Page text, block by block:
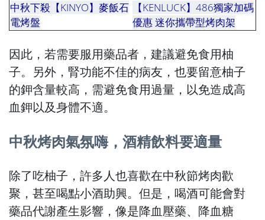
中秋下殺【KINYO】麥飯石
電烤盤
【KENLUCK】486獨家加碼
優惠 迷你攜帶型烤肉架
因此，若需要服用藥品者，建議避免食用柚
子。另外，腎功能不佳的病友，也要留意柚子
的鉀含量較高，需避免食用過量，以免造成高
血鉀以及身體不適。
中秋烤肉氣氛嗨，酒精飲料要適量
除了吃柚子，許多人也喜歡在中秋節烤肉歡
聚，甚至喝點小酒助興。但是，喝酒可能會對
藥品代謝產生影響，像是降血壓藥、降血糖